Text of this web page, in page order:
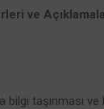
ve
bilgi taşınması ve